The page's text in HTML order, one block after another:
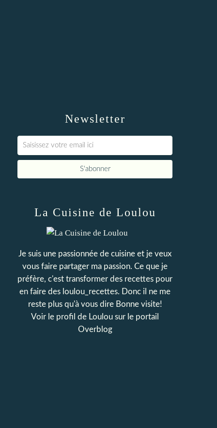
Newsletter
La Cuisine de Loulou
Je suis une passionnée de cuisine et je veux
vous faire partager ma passion. Ce que je
préfère, c'est transformer des recettes pour
en faire des loulou_recettes. Donc il ne me
reste plus qu'à vous dire Bonne visite!
Voir le profil de Loulou sur le portail
Overblog